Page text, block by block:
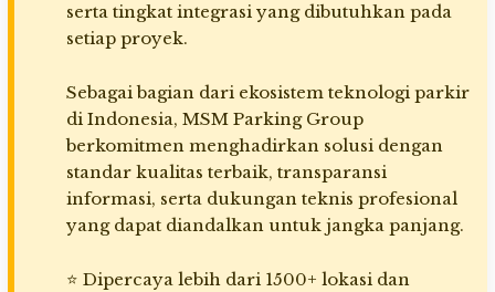
serta tingkat integrasi yang dibutuhkan pada
setiap proyek.
Sebagai bagian dari ekosistem teknologi parkir
di Indonesia, MSM Parking Group
berkomitmen menghadirkan solusi dengan
standar kualitas terbaik, transparansi
informasi, serta dukungan teknis profesional
yang dapat diandalkan untuk jangka panjang.
⭐ Dipercaya lebih dari 1500+ lokasi dan